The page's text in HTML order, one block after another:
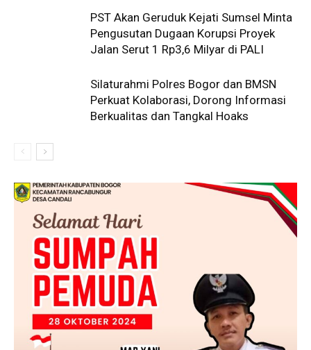
PST Akan Geruduk Kejati Sumsel Minta
Pengusutan Dugaan Korupsi Proyek
Jalan Serut 1 Rp3,6 Milyar di PALI
Silaturahmi Polres Bogor dan BMSN
Perkuat Kolaborasi, Dorong Informasi
Berkualitas dan Tangkal Hoaks